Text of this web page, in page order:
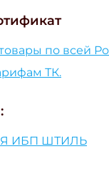
по всей
ТК.
ИБП ШТИЛЬ